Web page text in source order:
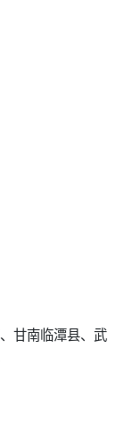
甘南临潭县、武